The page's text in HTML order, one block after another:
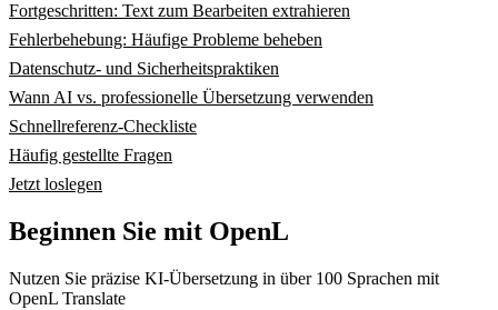
Fortgeschritten: Text zum Bearbeiten extrahieren
Fehlerbehebung: Häufige Probleme beheben
Datenschutz- und Sicherheitspraktiken
Wann AI vs. professionelle Übersetzung verwenden
Schnellreferenz-Checkliste
Häufig gestellte Fragen
Jetzt loslegen
Beginnen Sie mit OpenL
Nutzen Sie präzise KI-Übersetzung in über 100 Sprachen mit
OpenL Translate